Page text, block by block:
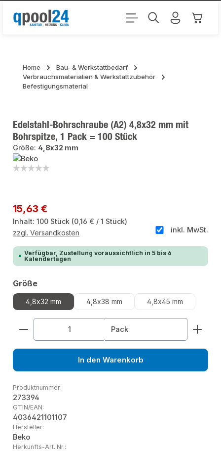
Zum Hauptinhalt springen
Home
Bau- & Werkstattbedarf
Verbrauchsmaterialien & Werkstattzubehör
Befestigungsmaterial
Edelstahl-Bohrschraube (A2) 4,8x32 mm mit
Bohrspitze, 1 Pack = 100 Stück
Größe: 4,8x32 mm
Regulärer Preis:
15,63 €
Inhalt:100 Stück (0,16 € / 1 Stück)
inkl. MwSt.
zzgl. Versandkosten
Verfügbar, Zustellung voraussichtlich in 5 bis 6
Kalendertagen
Größeauswählen
4,8x32 mm 4,8x38 mm 4,8x45 mm
Produkt Anzahl: Gib den gewünschten Wert
Pack
In den Warenkorb
Produktnummer:
273394
GTIN/EAN:
4036421101107
Hersteller:
Beko
Herkunfts-Art. Nr.: